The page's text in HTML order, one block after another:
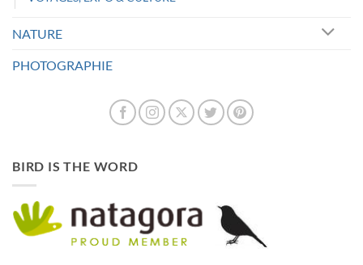
NATURE
PHOTOGRAPHIE
BIRD IS THE WORD